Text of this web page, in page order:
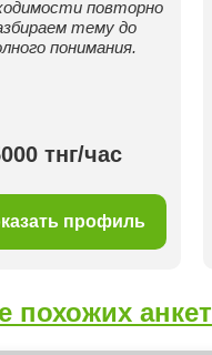
повторно
тему до
понимания.
тнг/час
профиль
похожих анкет